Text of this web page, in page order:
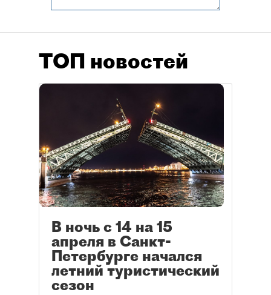
ТОП новостей
В ночь с 14 на 15
апреля в Санкт-
Петербурге начался
летний туристический
сезон